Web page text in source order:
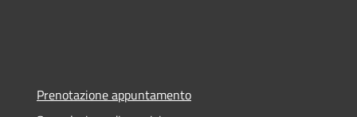
Prenotazione appuntamento